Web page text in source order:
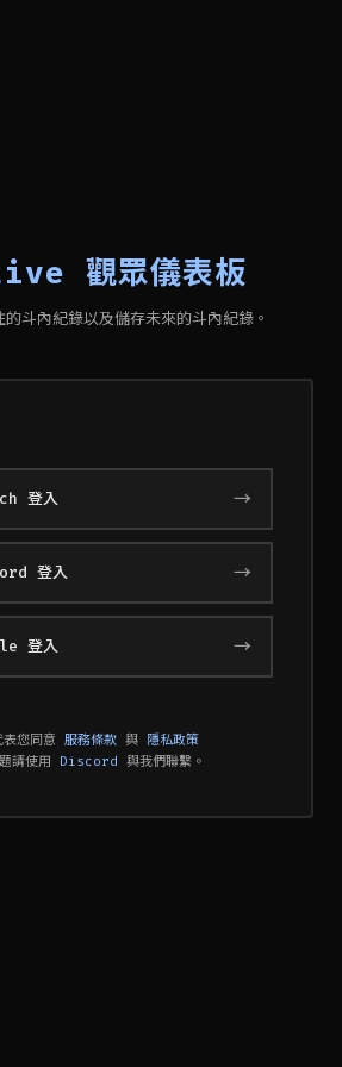
觀眾儀表板
斗內紀錄以及儲存未來的斗內紀錄。
登入 →
登入 →
登入 →
表您同意 服務條款 與 隱私政策
請使用 Discord 與我們聯繫。